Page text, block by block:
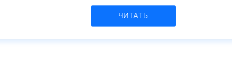
ЧИТАТЬ